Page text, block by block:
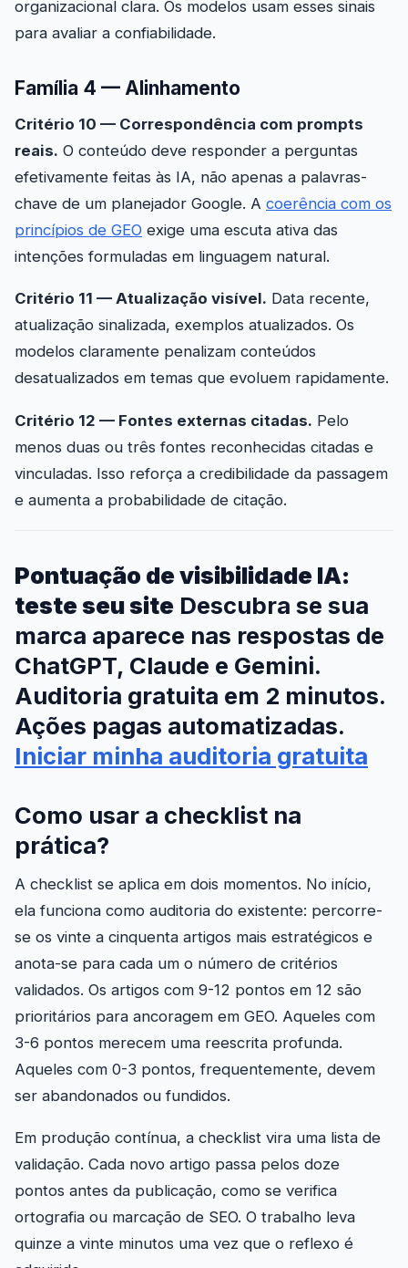
organizacional clara. Os modelos usam esses sinais
para avaliar a confiabilidade.
Família 4 — Alinhamento
Critério 10 — Correspondência com prompts
reais. O conteúdo deve responder a perguntas
efetivamente feitas às IA, não apenas a palavras-
chave de um planejador Google. A coerência com os
princípios de GEO exige uma escuta ativa das
intenções formuladas em linguagem natural.
Critério 11 — Atualização visível. Data recente,
atualização sinalizada, exemplos atualizados. Os
modelos claramente penalizam conteúdos
desatualizados em temas que evoluem rapidamente.
Critério 12 — Fontes externas citadas. Pelo
menos duas ou três fontes reconhecidas citadas e
vinculadas. Isso reforça a credibilidade da passagem
e aumenta a probabilidade de citação.
Pontuação de visibilidade IA:
teste seu site Descubra se sua
marca aparece nas respostas de
ChatGPT, Claude e Gemini.
Auditoria gratuita em 2 minutos.
Ações pagas automatizadas.
Iniciar minha auditoria gratuita
Como usar a checklist na
prática?
A checklist se aplica em dois momentos. No início,
ela funciona como auditoria do existente: percorre-
se os vinte a cinquenta artigos mais estratégicos e
anota-se para cada um o número de critérios
validados. Os artigos com 9-12 pontos em 12 são
prioritários para ancoragem em GEO. Aqueles com
3-6 pontos merecem uma reescrita profunda.
Aqueles com 0-3 pontos, frequentemente, devem
ser abandonados ou fundidos.
Em produção contínua, a checklist vira uma lista de
validação. Cada novo artigo passa pelos doze
pontos antes da publicação, como se verifica
ortografia ou marcação de SEO. O trabalho leva
quinze a vinte minutos uma vez que o reflexo é